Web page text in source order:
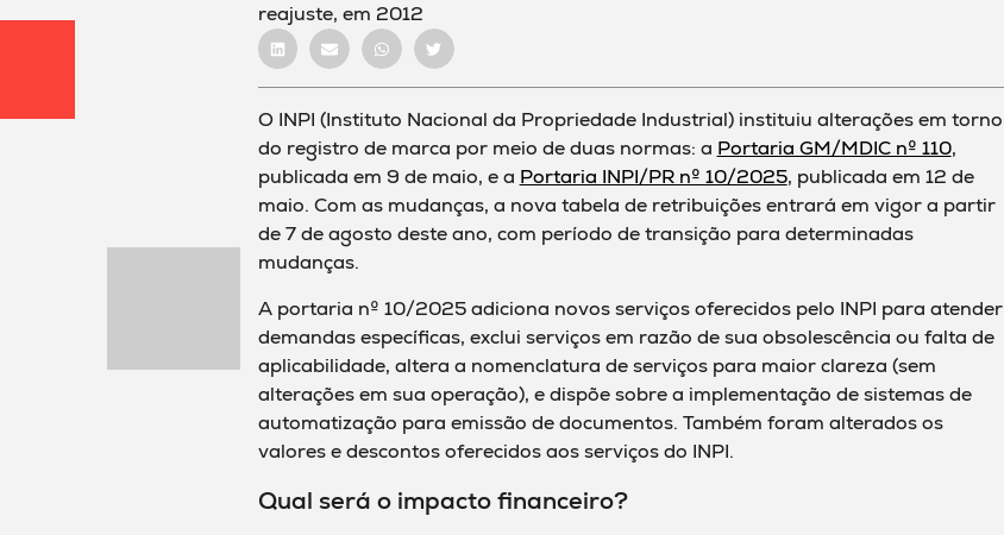
reajuste, em 2012
O INPI (Instituto Nacional da Propriedade Industrial) instituiu alterações em torno
do registro de marca por meio de duas normas: a Portaria GM/MDIC nº 110,
publicada em 9 de maio, e a Portaria INPI/PR nº 10/2025, publicada em 12 de
maio. Com as mudanças, a nova tabela de retribuições entrará em vigor a partir
de 7 de agosto deste ano, com período de transição para determinadas
mudanças.
A portaria nº 10/2025 adiciona novos serviços oferecidos pelo INPI para atender
demandas específicas, exclui serviços em razão de sua obsolescência ou falta de
aplicabilidade, altera a nomenclatura de serviços para maior clareza (sem
alterações em sua operação), e dispõe sobre a implementação de sistemas de
automatização para emissão de documentos. Também foram alterados os
valores e descontos oferecidos aos serviços do INPI.
Qual será o impacto financeiro?